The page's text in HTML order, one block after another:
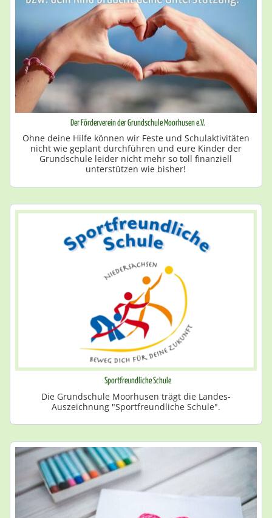
Der Förderverein der Grundschule Moorhusen e.V.
Ohne deine Hilfe können wir Feste und Schulaktivitäten
nicht wie geplant durchführen und eure Kinder der
Grundschule leider nicht mehr so toll finanziell
unterstützen wie bisher!
Sportfreundliche Schule
Die Grundschule Moorhusen trägt die Landes-
Auszeichnung "Sportfreundliche Schule".